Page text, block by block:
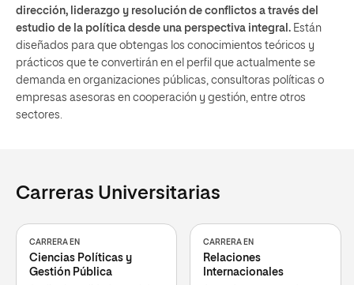
dirección, liderazgo y resolución de conflictos a través del
estudio de la política desde una perspectiva integral. Están
diseñados para que obtengas los conocimientos teóricos y
prácticos que te convertirán en el perfil que actualmente se
demanda en organizaciones públicas, consultoras políticas o
empresas asesoras en cooperación y gestión, entre otros
sectores.
Carreras Universitarias
CARRERA EN
Ciencias Políticas y
Gestión Pública
CARRERA EN
Relaciones
Internacionales